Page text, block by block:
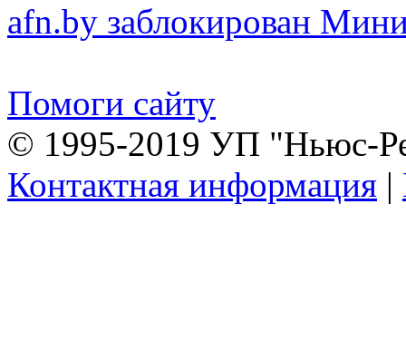
afn.by заблокирован
Помоги сайту
© 1995-2019 УП "Ньюс-
Контактная информация |